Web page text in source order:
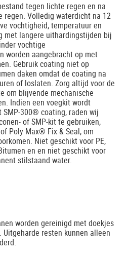
tegen lichte regen en na
regen. Volledig waterdicht na 12
vochtigheid, temperatuur en
met langere uithardingstijden bij
vochtige
worden aangebracht op met
Gebruik coating niet op
daken omdat de coating na
of loslaten. Zorg altijd voor de
om blijvende mechanische
Indien een voegkit wordt
300® coating, raden wij
of SMP-kit te gebruiken,
Poly Max® Fix & Seal, om
Niet geschikt voor PE,
en en niet geschikt voor
stilstaand water.
worden gereinigd met doekjes
Uitgeharde resten kunnen alleen